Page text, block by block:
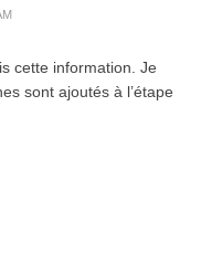
cette information. Je
sont ajoutés à l’étape